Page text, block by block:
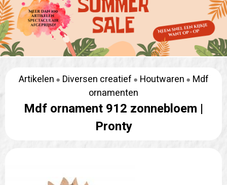
Artikelen Diversen creatief Houtwaren
Mdf
ornamenten
Mdf ornament 912 zonnebloem |
Pronty